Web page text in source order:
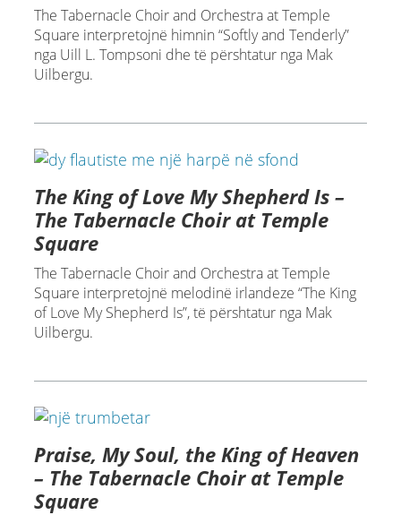
The Tabernacle Choir and Orchestra at Temple
Square interpretojnë himnin “Softly and Tenderly”
nga Uill L. Tompsoni dhe të përshtatur nga Mak
Uilbergu.
The King of Love My Shepherd Is –
The Tabernacle Choir at Temple
Square
The Tabernacle Choir and Orchestra at Temple
Square interpretojnë melodinë irlandeze “The King
of Love My Shepherd Is”, të përshtatur nga Mak
Uilbergu.
Praise, My Soul, the King of Heaven
– The Tabernacle Choir at Temple
Square